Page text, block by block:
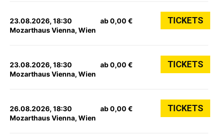
23.08.2026, 18:30
Mozarthaus Vienna, Wien
ab 0,00 € TICKETS
23.08.2026, 18:30
Mozarthaus Vienna, Wien
ab 0,00 € TICKETS
26.08.2026, 18:30
Mozarthaus Vienna, Wien
ab 0,00 € TICKETS